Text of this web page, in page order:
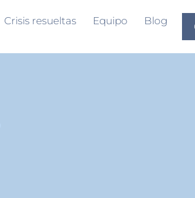
Crisis resueltas Equipo Blog